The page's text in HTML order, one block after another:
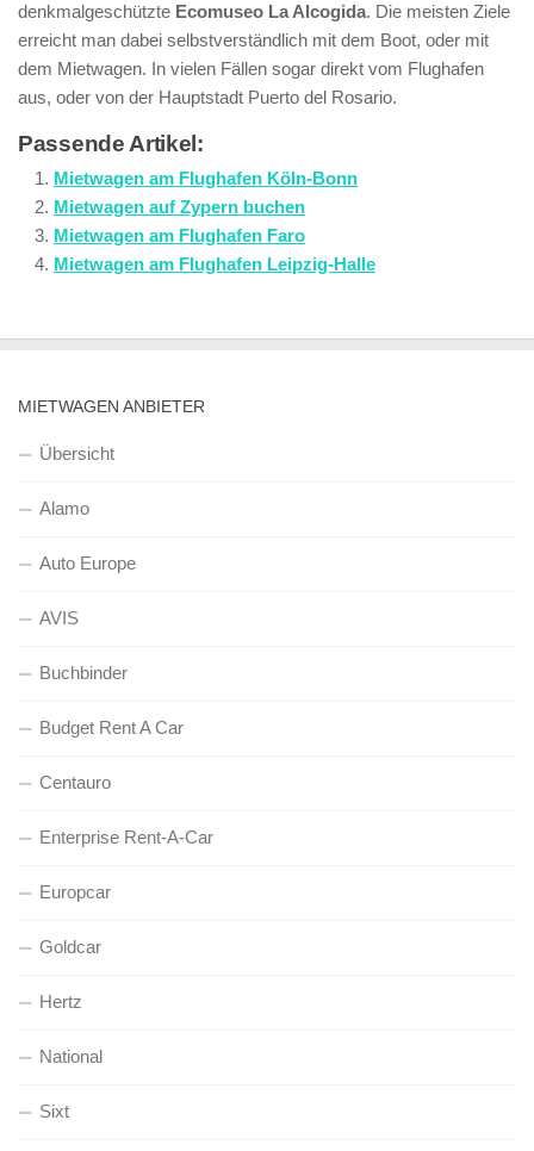
denkmalgeschützte Ecomuseo La Alcogida. Die meisten Ziele
erreicht man dabei selbstverständlich mit dem Boot, oder mit
dem Mietwagen. In vielen Fällen sogar direkt vom Flughafen
aus, oder von der Hauptstadt Puerto del Rosario.
Passende Artikel:
Mietwagen am Flughafen Köln-Bonn
Mietwagen auf Zypern buchen
Mietwagen am Flughafen Faro
Mietwagen am Flughafen Leipzig-Halle
MIETWAGEN ANBIETER
Übersicht
Alamo
Auto Europe
AVIS
Buchbinder
Budget Rent A Car
Centauro
Enterprise Rent-A-Car
Europcar
Goldcar
Hertz
National
Sixt